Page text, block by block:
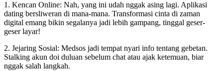
1. Kencan Online: Nah, yang ini udah nggak asing lagi. Aplikasi
dating bersliweran di mana-mana. Transformasi cinta di zaman
digital emang bikin segalanya jadi lebih gampang, tinggal geser-
geser layar!
2. Jejaring Sosial: Medsos jadi tempat nyari info tentang gebetan.
Stalking akun doi duluan sebelum chat atau ajak ketemuan, biar
nggak salah langkah.